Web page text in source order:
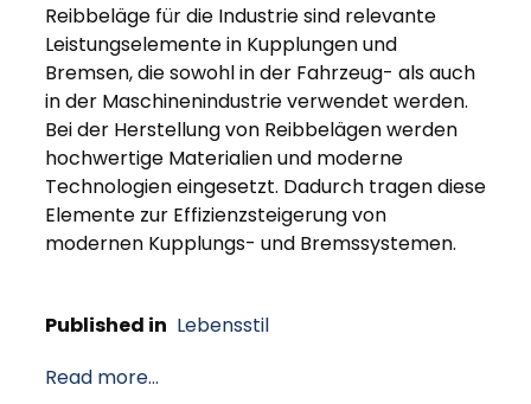
Reibbeläge für die Industrie sind relevante
Leistungselemente in Kupplungen und
Bremsen, die sowohl in der Fahrzeug- als auch
in der Maschinenindustrie verwendet werden.
Bei der Herstellung von Reibbelägen werden
hochwertige Materialien und moderne
Technologien eingesetzt. Dadurch tragen diese
Elemente zur Effizienzsteigerung von
modernen Kupplungs- und Bremssystemen.
Published in Lebensstil
Read more...